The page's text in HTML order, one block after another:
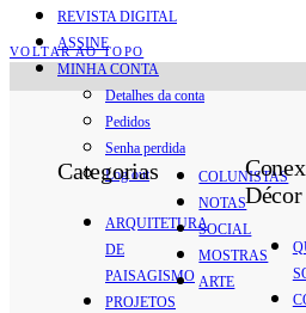
REVISTA DIGITAL
ASSINE
MINHA CONTA
Detalhes da conta
Pedidos
Senha perdida
Log out
VOLTAR AO TOPO
Categorias
ARQUITETURA
DE
PAISAGISMO
PROJETOS
COLUNISTAS
NOTAS
SOCIAL
MOSTRAS
ARTE
Décor